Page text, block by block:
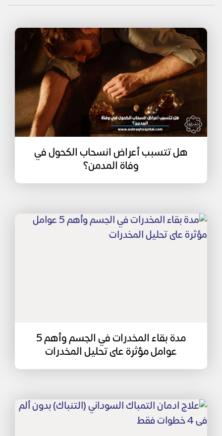
هل تتسبب أعراض انسحاب الكحول في
وفاة المدمن؟
مدة بقاء المخدرات في الجسم وأهم 5
عوامل مؤثرة على تحليل المخدرات